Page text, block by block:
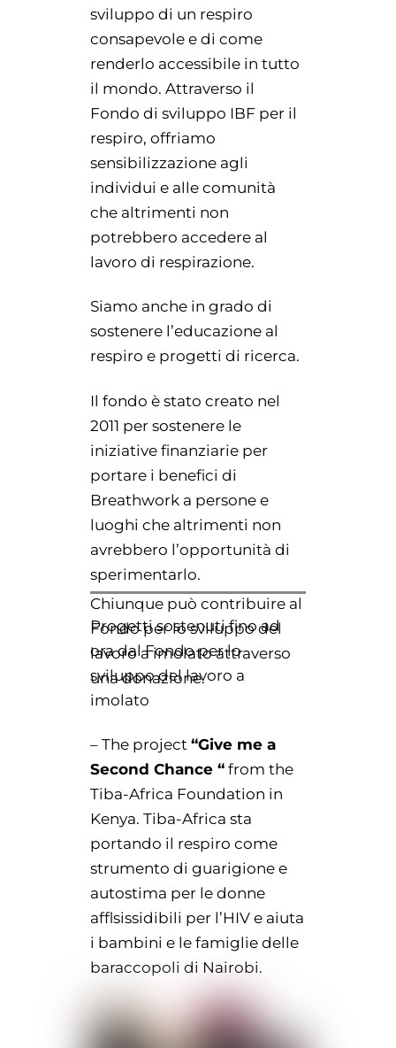
sviluppo di un respiro
consapevole e di come
renderlo accessibile in tutto
il mondo. Attraverso il
Fondo di sviluppo IBF per il
respiro, offriamo
sensibilizzazione agli
individui e alle comunità
che altrimenti non
potrebbero accedere al
lavoro di respirazione.
Siamo anche in grado di
sostenere l’educazione al
respiro e progetti di ricerca.
Il fondo è stato creato nel
2011 per sostenere le
iniziative finanziarie per
portare i benefici di
Breathwork a persone e
luoghi che altrimenti non
avrebbero l’opportunità di
sperimentarlo.
Chiunque può contribuire al
Fondo per lo sviluppo del
lavoro a imolato attraverso
una donazione.
Progetti sostenuti fino ad
ora dal Fondo per lo
sviluppo del lavoro a
imolato
– The project“Give me a
Second Chance “ from the
Tiba-Africa Foundation in
Kenya. Tiba-Africa sta
portando il respiro come
strumento di guarigione e
autostima per le donne
afflsissidibili per l’HIV e aiuta
i bambini e le famiglie delle
baraccopoli di Nairobi.